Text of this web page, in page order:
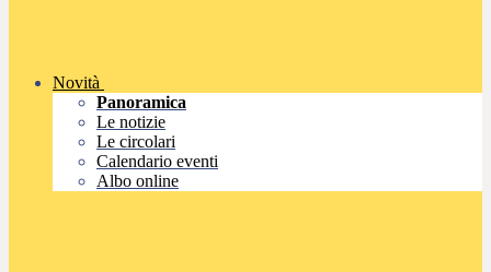
Novità
Panoramica
Le notizie
Le circolari
Calendario eventi
Albo online